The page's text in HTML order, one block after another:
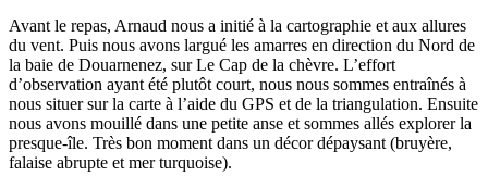
Avant le repas, Arnaud nous a initié à la cartographie et aux allures
du vent. Puis nous avons largué les amarres en direction du Nord de
la baie de Douarnenez, sur Le Cap de la chèvre. L’effort
d’observation ayant été plutôt court, nous nous sommes entraînés à
nous situer sur la carte à l’aide du GPS et de la triangulation. Ensuite
nous avons mouillé dans une petite anse et sommes allés explorer la
presque-île. Très bon moment dans un décor dépaysant (bruyère,
falaise abrupte et mer turquoise).